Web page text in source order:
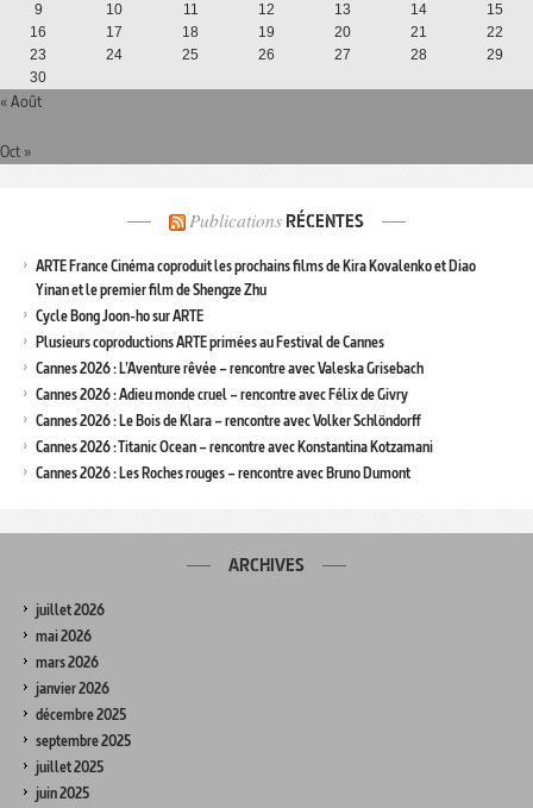
9
10 11 12 13 14
15
16
17 18 19 20 21
22
23
24 25 26 27 28
29
30
« Août
Oct »
Publications RÉCENTES
ARTE France Cinéma coproduit les prochains films de Kira Kovalenko et Diao
Yinan et le premier film de Shengze Zhu
Cycle Bong Joon-ho sur ARTE
Plusieurs coproductions ARTE primées au Festival de Cannes
Cannes 2026 : L’Aventure rêvée – rencontre avec Valeska Grisebach
Cannes 2026 : Adieu monde cruel – rencontre avec Félix de Givry
Cannes 2026 : Le Bois de Klara – rencontre avec Volker Schlöndorff
Cannes 2026 : Titanic Ocean – rencontre avec Konstantina Kotzamani
Cannes 2026 : Les Roches rouges – rencontre avec Bruno Dumont
ARCHIVES
juillet 2026
mai 2026
mars 2026
janvier 2026
décembre 2025
septembre 2025
juillet 2025
juin 2025